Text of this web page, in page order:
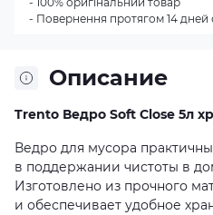
Описание
Trento Ведро Soft Close 5л
Ведро для мусора
в поддержании чистоты в
Изготовлено из прочного
и обеспечивает удобное
- Повернення протягом 14